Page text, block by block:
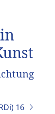
16